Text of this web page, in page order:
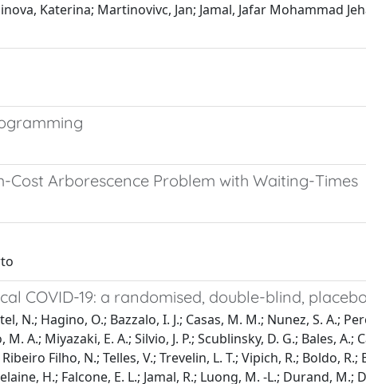
Katerina; Martinovivc, Jan; Jamal, Jafar Mohammad
Arborescence Problem with Waiting-Times
COVID-19: a randomised, double-blind,
N.; Hagino, O.; Bazzalo, I. J.; Casas, M. M.; Nunez, S. A.;
A.; Miyazaki, E. A.; Silvio, J. P.; Scublinsky, D. G.; Bales, A.;
Filho, N.; Telles, V.; Trevelin, L. T.; Vipich, R.; Boldo, R.;
H.; Falcone, E. L.; Jamal, R.; Luong, M. -L.; Durand, M.;